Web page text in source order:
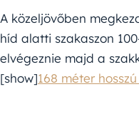
A közeljövőben
híd alatti szakaszon
elvégeznie majd a
[show]168 méter